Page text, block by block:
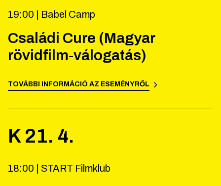
19:00 | Babel Camp
Családi Cure (Magyar
rövidfilm-válogatás)
TOVÁBBI INFORMÁCIÓ AZ ESEMÉNYRŐL
K 21. 4.
18:00 | START Filmklub